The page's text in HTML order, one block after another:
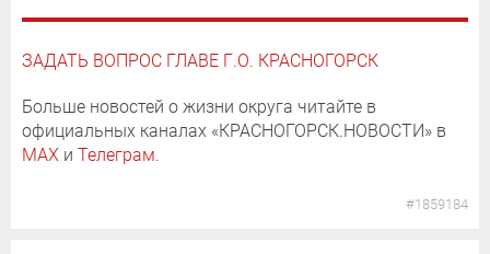
ЗАДАТЬ ВОПРОС ГЛАВЕ Г.О. КРАСНОГОРСК
Больше новостей о жизни округа читайте в
официальных каналах «КРАСНОГОРСК.НОВОСТИ» в
MAX и Телеграм.
#1859184